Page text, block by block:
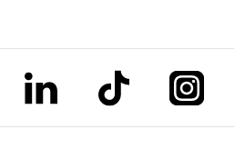
to youtubelink to linkedinlink to tiktok link to